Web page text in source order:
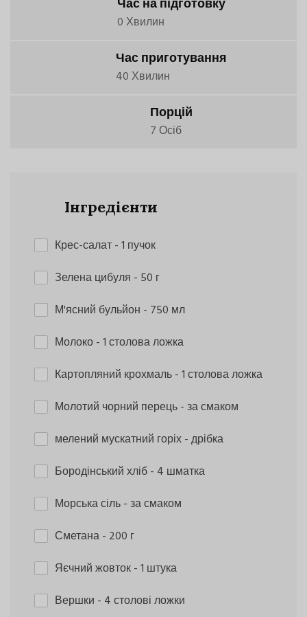
Час на підготовку
0 Хвилин
Час приготування
40 Хвилин
Порцій
7 Осіб
Інгредієнти
Крес-салат- 1 пучок
Зелена цибуля - 50 г
М'ясний бульйон - 750 мл
Молоко- 1 столова ложка
Картопляний крохмаль- 1 столова ложка
Молотий чорний перець- за смаком
мелений мускатний горіх- дрібка
Бородінський хліб- 4 шматка
Морська сіль- за смаком
Сметана- 200 г
Яєчний жовток- 1 штука
Вершки - 4 столові ложки